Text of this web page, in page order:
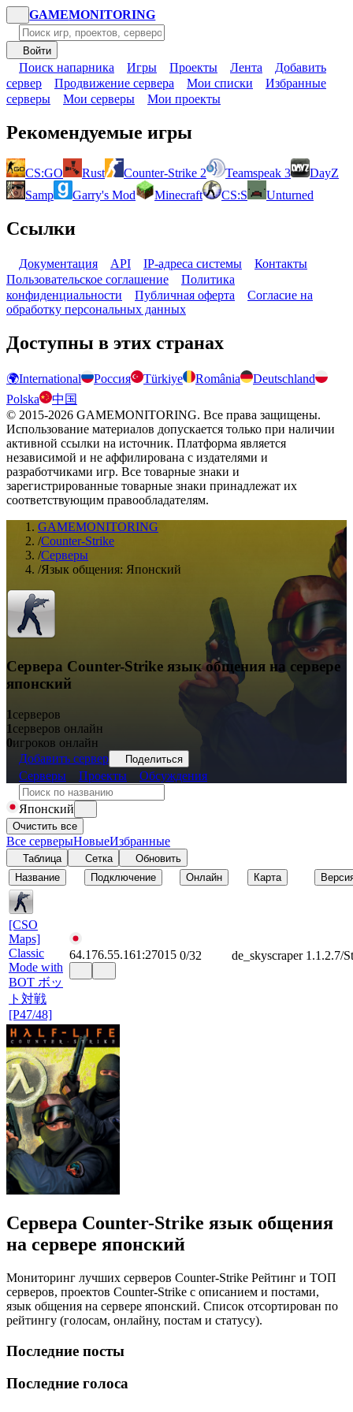
GAMEMONITORING
Войти
Поиск напарника Игры Проекты Лента
Добавить
сервер
Продвижение сервера Мои списки
Избранные
серверы
Мои серверы Мои проекты
Рекомендуемые игры
CS:GO Rust Counter-Strike 2 Teamspeak 3
DayZ
Samp
Garry's Mod Minecraft CS:S Unturned
Ссылки
Документация API IP-адреса системы
Контакты
Пользовательское соглашение
Политика
конфиденциальности
Публичная оферта
Согласие на
обработку персональных данных
Доступны в этих странах
🌍International Россия Türkiye România
Deutschland
Polska
中国
© 2015-2026 GAMEMONITORING. Все права защищены.
Использование материалов допускается только при наличии
активной ссылки на источник. Платформа является
независимой и не аффилирована с издателями и
разработчиками игр. Все товарные знаки и
зарегистрированные товарные знаки принадлежат их
соответствующим правообладателям.
GAMEMONITORING
/Counter-Strike
/Серверы
/Язык общения: Японский
Сервера Counter-Strike язык общения на сервере
японский
1серверов
1 серверов онлайн
0игроков онлайн
Добавить сервер
Поделиться
Серверы Проекты Обсуждения
Японский
Очистить все
Все серверыНовыеИзбранные
Таблица Сетка
Обновить
Название
Подключение Онлайн Карта
[CSO
Maps]
Classic
Mode with
BOT ボッ
ト対戦
[P47/48]
64.176.55.161:27015 0/32 de_skyscraper 1.1.2.7/
Сервера Counter-Strike язык общения
на сервере японский
Мониторинг лучших серверов Counter-Strike Рейтинг и ТОП
серверов, проектов Counter-Strike с описанием и постами,
язык общения на сервере японский. Список отсортирован по
рейтингу (голосам, онлайну, постам и статусу).
Последние посты
Последние голоса